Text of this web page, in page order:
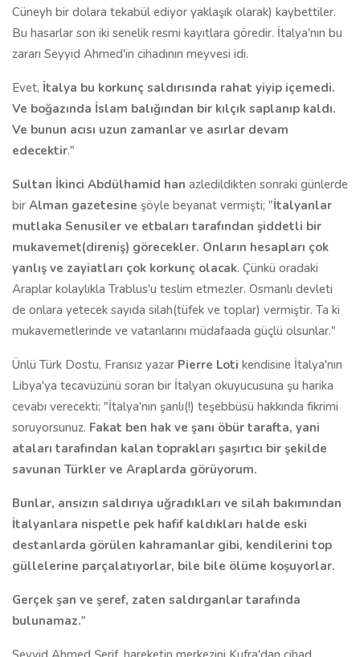
Cüneyh bir dolara tekabül ediyor yaklaşık olarak) kaybettiler.
Bu hasarlar son iki senelik resmi kayıtlara göredir. İtalya'nın bu
zararı Seyyid Ahmed'in cihadının meyvesi idi.
Evet, İtalya bu korkunç saldırısında rahat yiyip içemedi.
Ve boğazında İslam balığından bir kılçık saplanıp kaldı.
Ve bunun acısı uzun zamanlar ve asırlar devam
edecektir."
Sultan İkinci Abdülhamid han azledildikten sonraki günlerde
bir Alman gazetesine şöyle beyanat vermişti; "İtalyanlar
mutlaka Senusiler ve etbaları tarafından şiddetli bir
mukavemet(direniş) görecekler. Onların hesapları çok
yanlış ve zayiatları çok korkunç olacak. Çünkü oradaki
Araplar kolaylıkla Trablus'u teslim etmezler. Osmanlı devleti
de onlara yetecek sayıda silah(tüfek ve toplar) vermiştir. Ta ki
mukavemetlerinde ve vatanlarını müdafaada güçlü olsunlar."
Ünlü Türk Dostu, Fransız yazar Pierre Loti kendisine İtalya'nın
Libya'ya tecavüzünü soran bir İtalyan okuyucusuna şu harika
cevabı verecekti; "İtalya'nın şanlı(!) teşebbüsü hakkında fikrimi
soruyorsunuz. Fakat ben hak ve şanı öbür tarafta, yani
ataları tarafından kalan toprakları şaşırtıcı bir şekilde
savunan Türkler ve Araplarda görüyorum.
Bunlar, ansızın saldırıya uğradıkları ve silah bakımından
İtalyanlara nispetle pek hafif kaldıkları halde eski
destanlarda görülen kahramanlar gibi, kendilerini top
güllelerine parçalatıyorlar, bile bile ölüme koşuyorlar.
Gerçek şan ve şeref, zaten saldırganlar tarafında
bulunamaz."